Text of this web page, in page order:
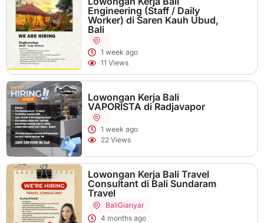
Engineering (Staff / Daily
Worker) di Saren Kauh Ubud,
Bali
1 week ago
11 Views
Lowongan Kerja Bali
VAPORISTA di Radjavapor
1 week ago
22 Views
Lowongan Kerja Bali Travel
Consultant di Bali Sundaram
Travel
BaliGianyar
4 months ago